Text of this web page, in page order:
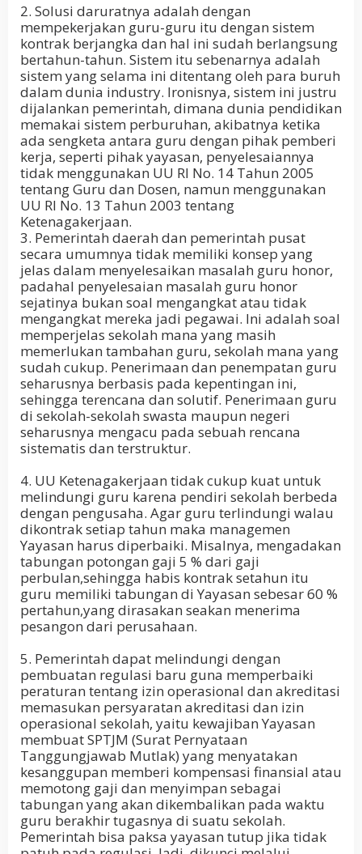
2. Solusi daruratnya adalah dengan
mempekerjakan guru-guru itu dengan sistem
kontrak berjangka dan hal ini sudah berlangsung
bertahun-tahun. Sistem itu sebenarnya adalah
sistem yang selama ini ditentang oleh para buruh
dalam dunia industry. Ironisnya, sistem ini justru
dijalankan pemerintah, dimana dunia pendidikan
memakai sistem perburuhan, akibatnya ketika
ada sengketa antara guru dengan pihak pemberi
kerja, seperti pihak yayasan, penyelesaiannya
tidak menggunakan UU RI No. 14 Tahun 2005
tentang Guru dan Dosen, namun menggunakan
UU RI No. 13 Tahun 2003 tentang
Ketenagakerjaan.
3. Pemerintah daerah dan pemerintah pusat
secara umumnya tidak memiliki konsep yang
jelas dalam menyelesaikan masalah guru honor,
padahal penyelesaian masalah guru honor
sejatinya bukan soal mengangkat atau tidak
mengangkat mereka jadi pegawai. Ini adalah soal
memperjelas sekolah mana yang masih
memerlukan tambahan guru, sekolah mana yang
sudah cukup. Penerimaan dan penempatan guru
seharusnya berbasis pada kepentingan ini,
sehingga terencana dan solutif. Penerimaan guru
di sekolah-sekolah swasta maupun negeri
seharusnya mengacu pada sebuah rencana
sistematis dan terstruktur.
4. UU Ketenagakerjaan tidak cukup kuat untuk
melindungi guru karena pendiri sekolah berbeda
dengan pengusaha. Agar guru terlindungi walau
dikontrak setiap tahun maka managemen
Yayasan harus diperbaiki. Misalnya, mengadakan
tabungan potongan gaji 5 % dari gaji
perbulan,sehingga habis kontrak setahun itu
guru memiliki tabungan di Yayasan sebesar 60 %
pertahun,yang dirasakan seakan menerima
pesangon dari perusahaan.
5. Pemerintah dapat melindungi dengan
pembuatan regulasi baru guna memperbaiki
peraturan tentang izin operasional dan akreditasi
memasukan persyaratan akreditasi dan izin
operasional sekolah, yaitu kewajiban Yayasan
membuat SPTJM (Surat Pernyataan
Tanggungjawab Mutlak) yang menyatakan
kesanggupan memberi kompensasi finansial atau
memotong gaji dan menyimpan sebagai
tabungan yang akan dikembalikan pada waktu
guru berakhir tugasnya di suatu sekolah.
Pemerintah bisa paksa yayasan tutup jika tidak